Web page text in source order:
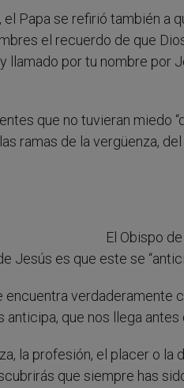
Papa se refirió también a
el recuerdo de que
llamado por tu nombre por
que no tuvieran miedo
ramas de la vergüenza,
El Obispo
Jesús es que este se
verdaderamente
que nos llega antes
la profesión, el placer o la
que siempre has